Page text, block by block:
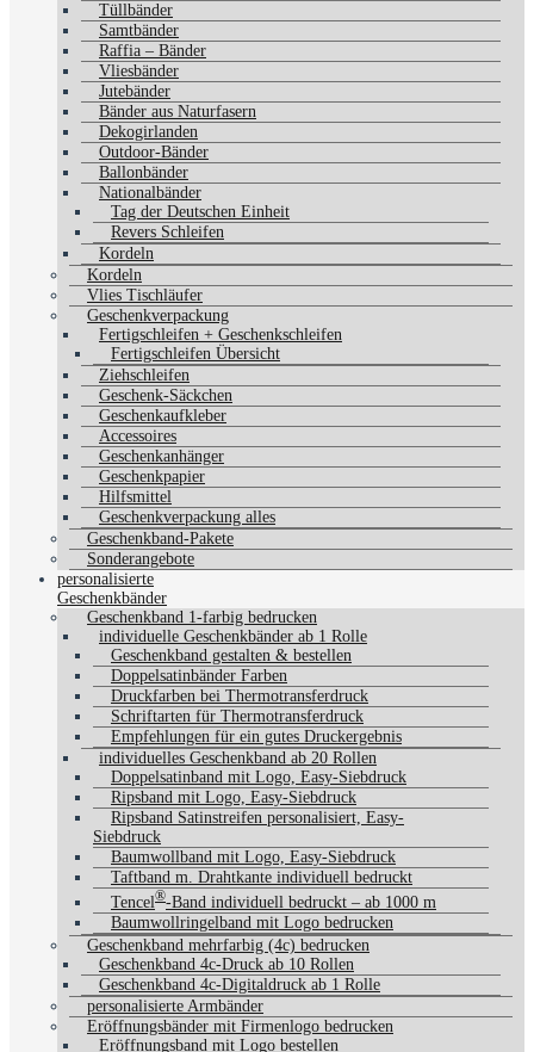
Tüllbänder
Samtbänder
Raffia – Bänder
Vliesbänder
Jutebänder
Bänder aus Naturfasern
Dekogirlanden
Outdoor-Bänder
Ballonbänder
Nationalbänder
Tag der Deutschen Einheit
Revers Schleifen
Kordeln
Kordeln
Vlies Tischläufer
Geschenkverpackung
Fertigschleifen + Geschenkschleifen
Fertigschleifen Übersicht
Ziehschleifen
Geschenk-Säckchen
Geschenkaufkleber
Accessoires
Geschenkanhänger
Geschenkpapier
Hilfsmittel
Geschenkverpackung alles
Geschenkband-Pakete
Sonderangebote
personalisierte
Geschenkbänder
Geschenkband 1-farbig bedrucken
individuelle Geschenkbänder ab 1 Rolle
Geschenkband gestalten & bestellen
Doppelsatinbänder Farben
Druckfarben bei Thermotransferdruck
Schriftarten für Thermotransferdruck
Empfehlungen für ein gutes Druckergebnis
individuelles Geschenkband ab 20 Rollen
Doppelsatinband mit Logo, Easy-Siebdruck
Ripsband mit Logo, Easy-Siebdruck
Ripsband Satinstreifen personalisiert, Easy-
Siebdruck
Baumwollband mit Logo, Easy-Siebdruck
Taftband m. Drahtkante individuell bedruckt
Tencel®-Band individuell bedruckt – ab 1000 m
Baumwollringelband mit Logo bedrucken
Geschenkband mehrfarbig (4c) bedrucken
Geschenkband 4c-Druck ab 10 Rollen
Geschenkband 4c-Digitaldruck ab 1 Rolle
personalisierte Armbänder
Eröffnungsbänder mit Firmenlogo bedrucken
Eröffnungsband mit Logo bestellen